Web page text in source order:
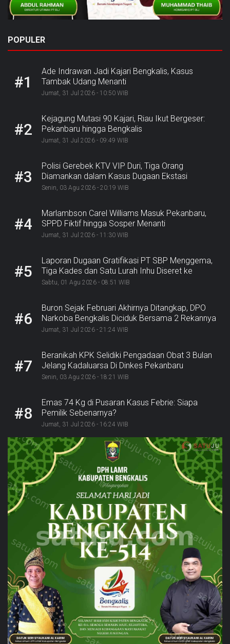
POPULER
#1
Ade Indrawan Jadi Kajari Bengkalis, Kasus
Tambak Udang Menanti
Jumat, 31 Jul 2026 - 10:50 WIB
#2
Kejagung Mutasi 90 Kajari, Riau Ikut Bergeser:
Pekanbaru hingga Bengkalis
Jumat, 31 Jul 2026 - 09:49 WIB
#3
Polisi Gerebek KTV VIP Duri, Tiga Orang
Diamankan dalam Kasus Dugaan Ekstasi
Senin, 03 Agu 2026 - 20:19 WIB
#4
Marlambson Carel Williams Masuk Pekanbaru,
SPPD Fiktif hingga Sosper Menanti
Jumat, 31 Jul 2026 - 11:30 WIB
#5
Laporan Dugaan Gratifikasi PT SBP Menggema,
Tiga Kades dan Satu Lurah Inhu Diseret ke
Kejaksaan
Sabtu, 01 Agu 2026 - 08:51 WIB
#6
Buron Sejak Februari Akhirnya Ditangkap, DPO
Narkoba Bengkalis Diciduk Bersama 2 Rekannya
Jumat, 31 Jul 2026 - 21:24 WIB
#7
Beranikah KPK Selidiki Pengadaan Obat 3 Bulan
Jelang Kadaluarsa Di Dinkes Pekanbaru
Senin, 03 Agu 2026 - 18:21 WIB
#8
Emas 74 Kg di Pusaran Kasus Febrie: Siapa
Pemilik Sebenarnya?
Jumat, 31 Jul 2026 - 16:24 WIB